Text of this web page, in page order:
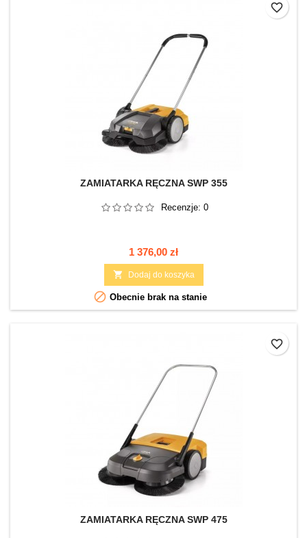
ZAMIATARKA RĘCZNA SWP 355
Recenzje: 0
Cena
1 376,00 zł
 Dodaj do koszyka
 Obecnie brak na stanie
favorite_border
ZAMIATARKA RĘCZNA SWP 475
favorite_border